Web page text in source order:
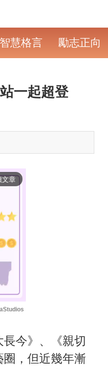
智慧格言 勵志正向
一起超登
文章
今》、《親切
，但近幾年漸